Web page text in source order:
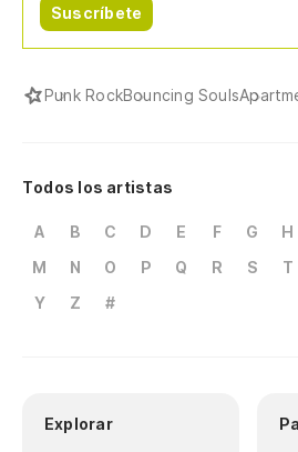
Suscríbete
Punk RockBouncing Souls
Todos los artistas
A B C D E F G H
M
N O P Q R S T
Y
Z #
Explorar